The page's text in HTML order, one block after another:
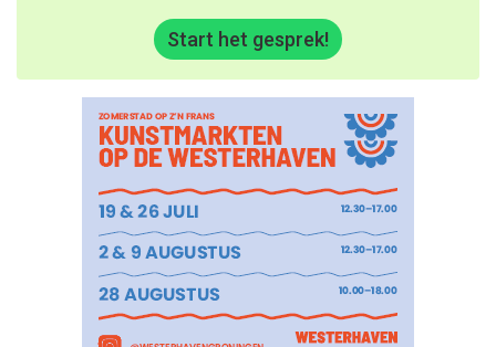
Start het gesprek!